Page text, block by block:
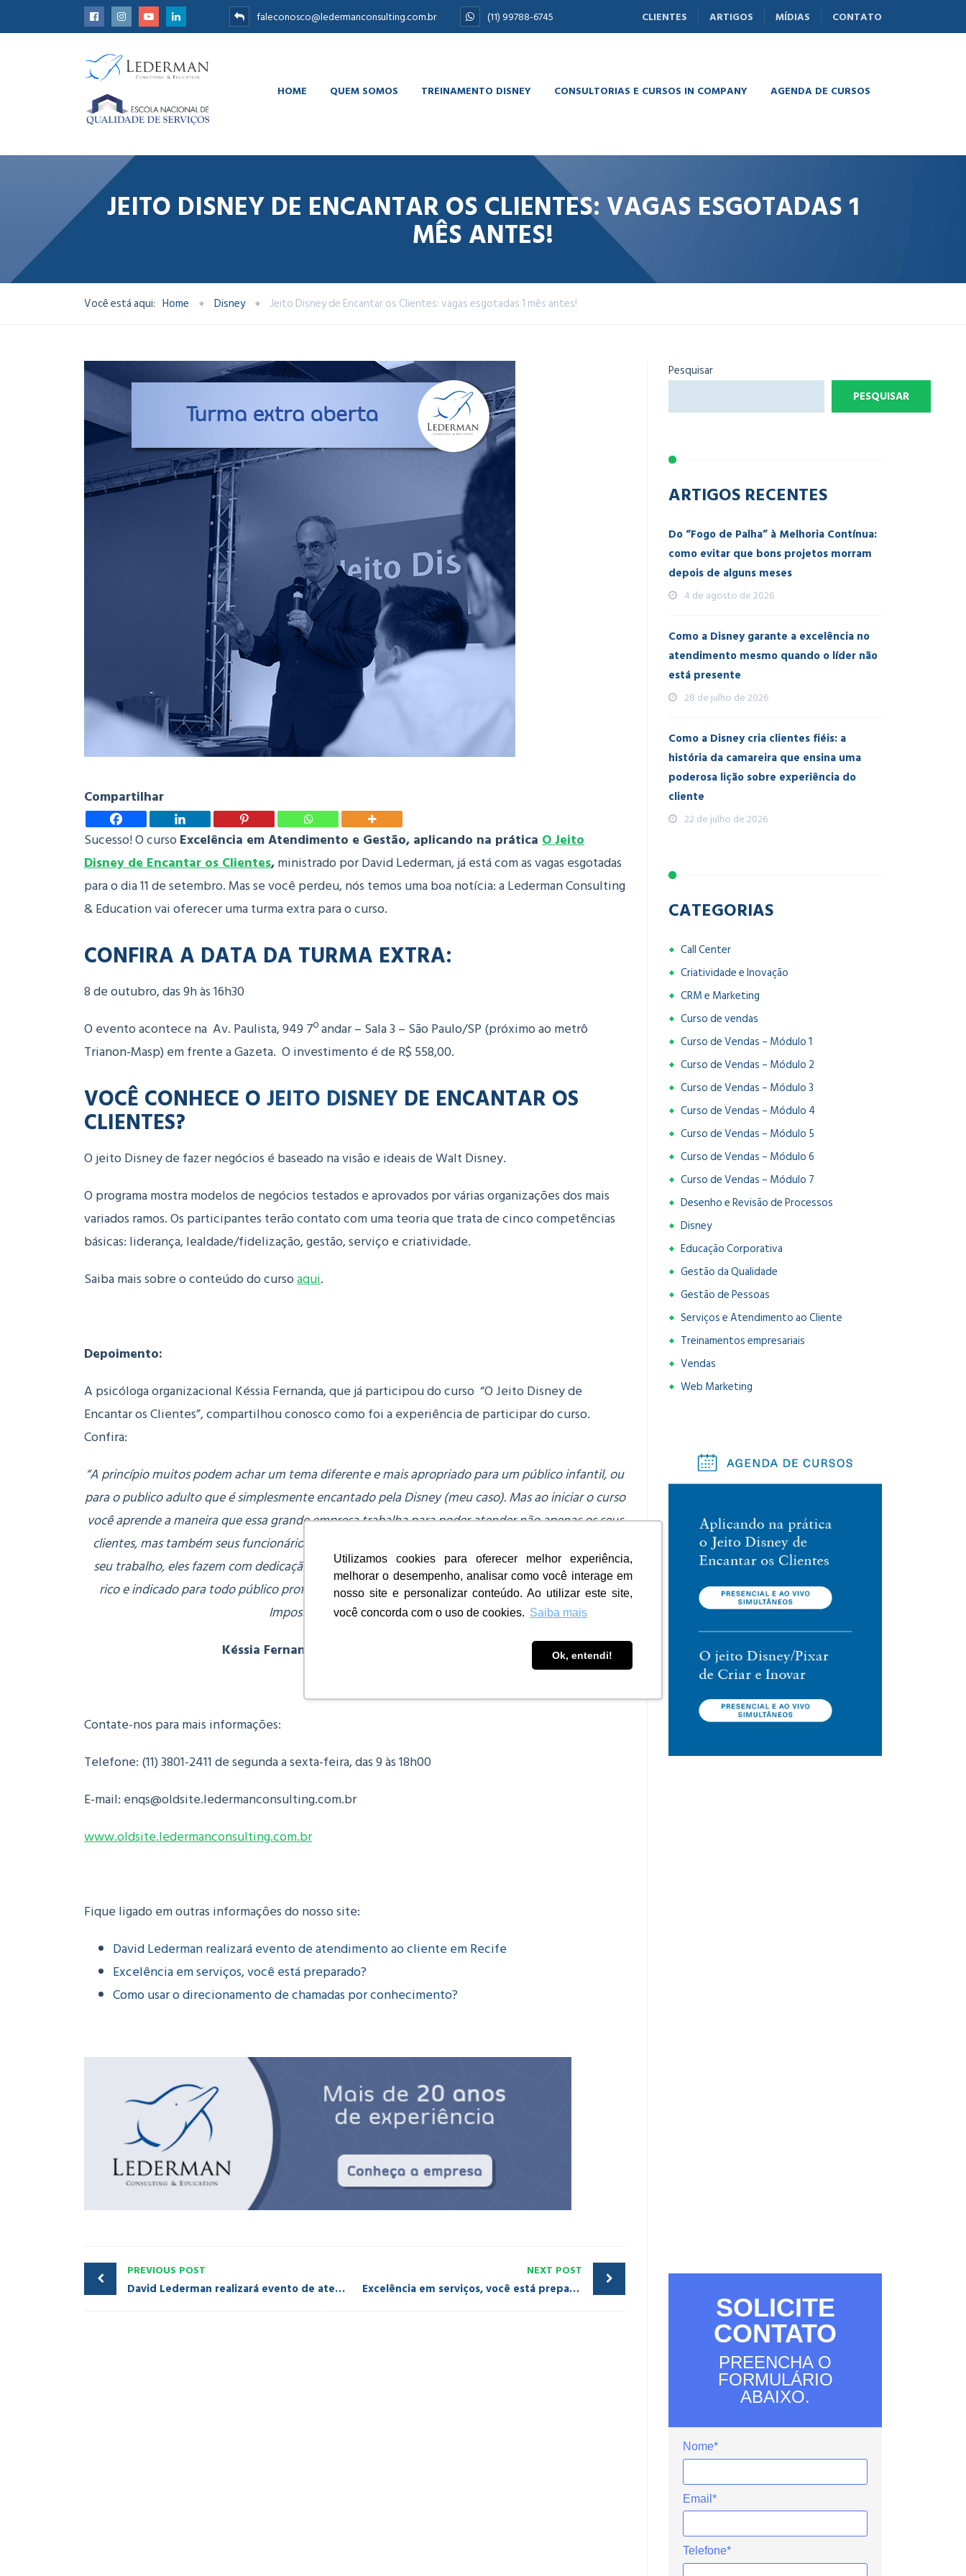
Utilizamos cookies para oferecer melhor experiência,
melhorar o desempenho, analisar como você interage em
nosso site e personalizar conteúdo. Ao utilizar este site,
você concorda com o uso de cookies. Saiba mais
Ok, entendi!
faleconosco@ledermanconsulting.com.br (11) 99788-6745 CLIENTES ARTIGOS MÍDIAS CONTATO
HOME QUEM SOMOS TREINAMENTO DISNEY CONSULTORIAS E CURSOS IN COMPANY AGENDA DE CURSOS
JEITO DISNEY DE ENCANTAR OS CLIENTES: VAGAS ESGOTADAS 1
MÊS ANTES!
Você está aqui: Home Disney Jeito Disney de Encantar os Clientes: vagas esgotadas 1 mês antes!
Compartilhar
Sucesso! O cursoExcelência em Atendimento e Gestão, aplicando na prática O Jeito
Disney de Encantar os Clientes,ministrado por David Lederman, já está com as vagas esgotadas
para o dia 11 de setembro. Mas se você perdeu, nós temos uma boa notícia: a Lederman Consulting
& Education vai oferecer uma turma extra para o curso.
CONFIRA A DATA DA TURMA EXTRA:
8 de outubro, das 9h às 16h30
O evento acontece na Av. Paulista, 949 7º andar – Sala 3 – São Paulo/SP (próximo ao metrô
Trianon-Masp) em frente a Gazeta. O investimento é de R$ 558,00.
VOCÊ CONHECE O JEITO DISNEY DE ENCANTAR OS
CLIENTES?
O jeito Disney de fazer negócios é baseado na visão e ideais de Walt Disney.
O programa mostra modelos de negócios testados e aprovados por várias organizações dos mais
variados ramos. Os participantes terão contato com uma teoria que trata de cinco competências
básicas: liderança, lealdade/fidelização, gestão, serviço e criatividade.
Saiba mais sobre o conteúdo do cursoaqui.
Depoimento:
A psicóloga organizacional Késsia Fernanda, que já participou do curso “O Jeito Disney de
Encantar os Clientes”, compartilhou conosco como foi a experiência de participar do curso.
Confira:
“A princípio muitos podem achar um tema diferente e mais apropriado para um público infantil, ou
para o publico adulto que é simplesmente encantado pela Disney (meu caso). Mas ao iniciar o curso
você aprende a maneira que essa grande empresa trabalha para poder atender não apenas os seus
clientes, mas também seus funcionários, uma vez que a partir do momento em que eles amam o
seu trabalho, eles fazem com dedicação, levando satisfação para seus clientes. É um curso muito
rico e indicado para todo público profissional, estudantes e demais interessados, eu garanto: É
Impossível sair do mesmo jeito.”
Késsia Fernanda – Psicóloga Organizacional
Contate-nos para mais informações:
Telefone: (11) 3801-2411 de segunda a sexta-feira, das 9 às 18h00
E-mail: enqs@oldsite.ledermanconsulting.com.br
www.oldsite.ledermanconsulting.com.br
Fique ligado em outras informações do nosso site:
David Lederman realizará evento de atendimento ao cliente em Recife
Excelência em serviços, você está preparado?
Como usar o direcionamento de chamadas por conhecimento?
PREVIOUS POST
David Lederman realizará evento de atendimento ao cliente em Recife
NEXT POST
Excelência em serviços, você está preparado ?
Pesquisar
PESQUISAR
ARTIGOS RECENTES
Do “Fogo de Palha” à Melhoria Contínua:
como evitar que bons projetos morram
depois de alguns meses
4 de agosto de 2026
Como a Disney garante a excelência no
atendimento mesmo quando o líder não
está presente
28 de julho de 2026
Como a Disney cria clientes fiéis: a
história da camareira que ensina uma
poderosa lição sobre experiência do
cliente
22 de julho de 2026
CATEGORIAS
Call Center
Criatividade e Inovação
CRM e Marketing
Curso de vendas
Curso de Vendas – Módulo 1
Curso de Vendas – Módulo 2
Curso de Vendas – Módulo 3
Curso de Vendas – Módulo 4
Curso de Vendas – Módulo 5
Curso de Vendas – Módulo 6
Curso de Vendas – Módulo 7
Desenho e Revisão de Processos
Disney
Educação Corporativa
Gestão da Qualidade
Gestão de Pessoas
Serviços e Atendimento ao Cliente
Treinamentos empresariais
Vendas
Web Marketing
SOLICITE
CONTATO
PREENCHA O
FORMULÁRIO
ABAIXO.
Nome*
Email*
Telefone*